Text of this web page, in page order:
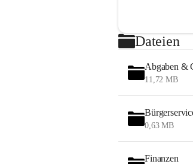
Dateien
Abgaben &
11,72 MB
0,63 MB
Finanzen